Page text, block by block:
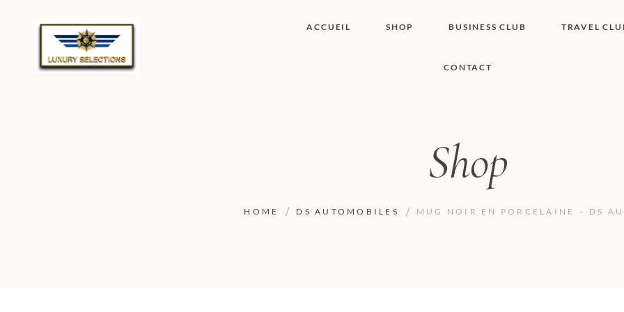
ACCUEIL SHOP
SHOP I BOUTIQUE
BUSINESS CLUB TRAVEL
CONTACT
CONDITIONS
GÉNÉRALES
CONFIDENTIALITÉ
Shop
HOME DS AUTOMOBILES MUG NOIR EN PORCELAINE – DS